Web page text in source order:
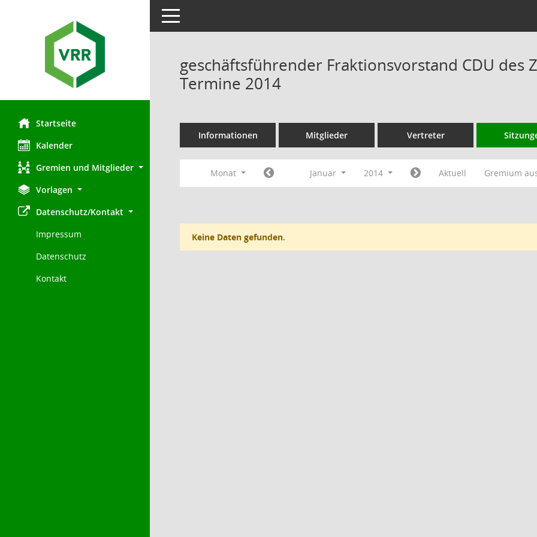
Startseite
Kalender
Gremien und Mitglieder
Vorlagen
Datenschutz/Kontakt
Impressum
Datenschutz
Kontakt
Toggle navigation
geschäftsführender Fraktionsvorstand CDU des
Termine 2014
Informationen Mitglieder Vertreter
Monat Januar 2014 Aktuell Gremium
Keine Daten gefunden.